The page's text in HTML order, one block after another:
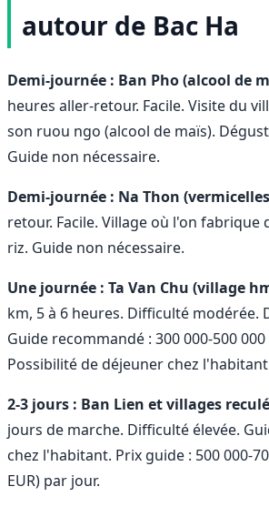
autour de Bac Ha
Demi-journée : Ban Pho (alcool de
heures aller-retour. Facile. Visite du
son ruou ngo (alcool de maïs).
Guide non nécessaire.
Demi-journée : Na Thon
retour. Facile. Village où l'on fabrique
riz. Guide non nécessaire.
Une journée : Ta Van Chu (village
km, 5 à 6 heures. Difficulté modérée.
Guide recommandé : 300 000-500 000
Possibilité de déjeuner chez
2-3 jours : Ban Lien et villages
jours de marche. Difficulté élevée.
chez l'habitant. Prix guide : 500 000-
EUR) par jour.